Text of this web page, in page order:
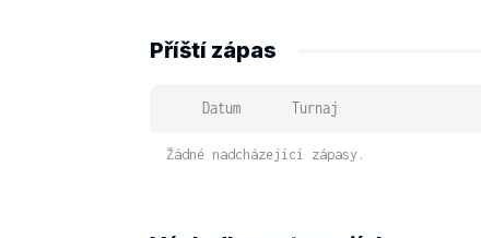
Příští zápas
Datum Turnaj
Žádné nadcházející zápasy.